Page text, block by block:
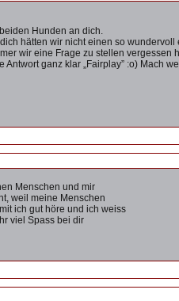
Hunden an dich.
hätten wir nicht einen so
wir eine Frage zu stellen vergessen
ganz klar „Fairplay” :o) Mach
Menschen und mir
weil meine Menschen
ich gut höre und ich weiss
viel Spass bei dir